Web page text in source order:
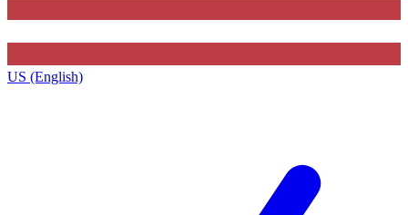
US (English)